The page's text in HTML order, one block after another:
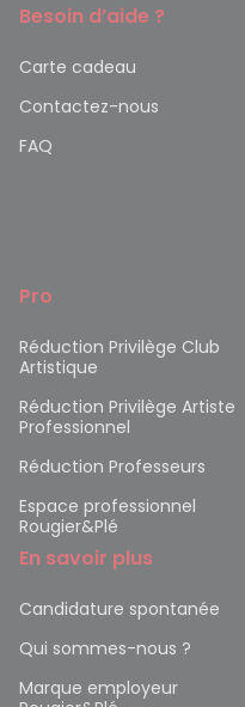
Besoin d’aide ?
Carte cadeau
Contactez-nous
FAQ
Pro
Réduction Privilège Club
Artistique
Réduction Privilège Artiste
Professionnel
Réduction Professeurs
Espace professionnel
Rougier&Plé
En savoir plus
Candidature spontanée
Qui sommes-nous ?
Marque employeur